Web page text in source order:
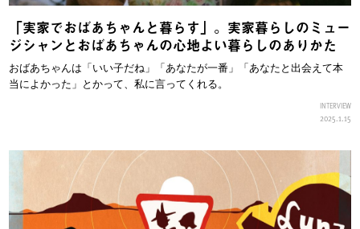
「実家でおばあちゃんと暮らす」。実家暮らしのミュー
ジシャンとおばあちゃんの心地よい暮らしのありかた
おばあちゃんは「いい子だね」「あなたが一番」「あなたと出会えて本
当によかった」とかって、私に言ってくれる。
INTERVIEW
2025.1.15